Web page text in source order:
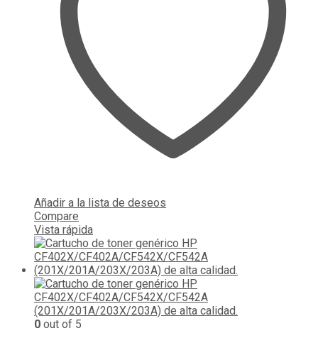
Añadir a la lista de deseos
Compare
Vista rápida
0 out of 5